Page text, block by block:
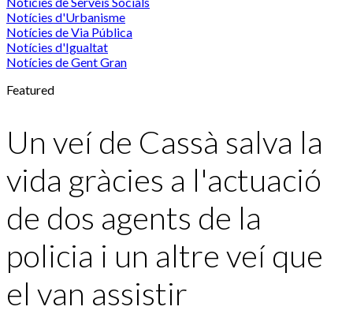
Notícies d'Urbanisme
Notícies de Via Pública
Notícies d'Igualtat
Notícies de Gent Gran
Featured
Un veí de Cassà salva la
vida gràcies a l'actuació
de dos agents de la
policia i un altre veí que
el van assistir